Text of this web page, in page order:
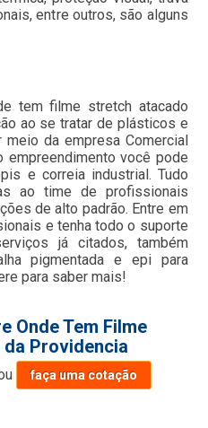
entre outros, são alguns
tem filme stretch atacado
ao se tratar de plásticos e
meio da empresa Comercial
empreendimento você pode
e correia industrial. Tudo
ao time de profissionais
de alto padrão. Entre em
e tenha todo o suporte
já citados, também
pigmentada e epi para
para saber mais!
Onde Tem Filme
Providencia
faça uma cotação